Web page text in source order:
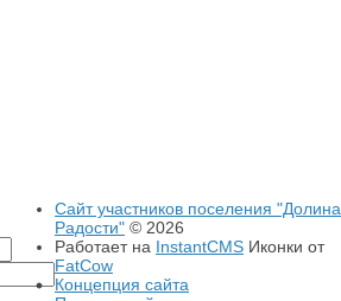
Сайт участников поселения "Долина
Радости" © 2026
Работает на InstantCMS Иконки от
FatCow
Концепция сайта